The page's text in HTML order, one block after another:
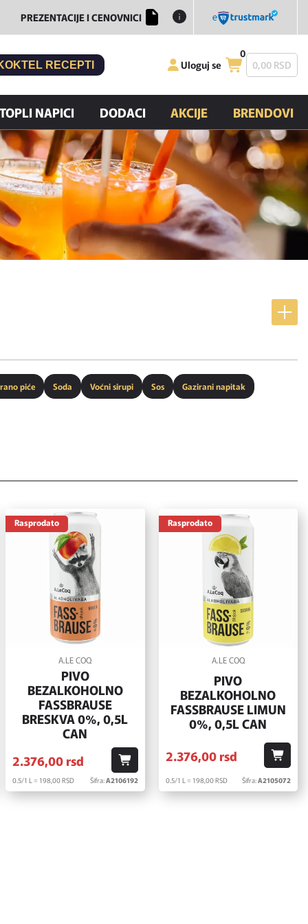
PREZENTACIJE I CENOVNICI
RECEPTI Uloguj se
0
0,00 RSD
TOPLI NAPICI DODACI AKCIJE BRENDOVI
piće Soda Voćni sirupi Sos Gazirani napitak
Rasprodato
A.LE COQ
PIVO
BEZALKOHOLNO
FASSBRAUSE
BRESKVA 0%, 0,5L
CAN
2.376,00rsd
0.5/1 L = 198,00RSD Šifra:A2106192
Rasprodato
A.LE COQ
PIVO
BEZALKOHOLNO
FASSBRAUSE LIMUN
0%, 0,5L CAN
2.376,00 rsd
0.5/1 L = 198,00RSD Šifra:A2105072